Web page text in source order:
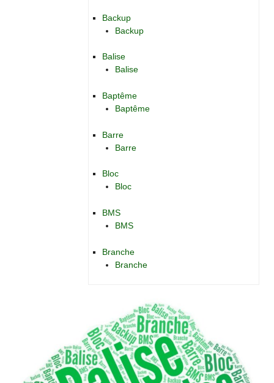
Backup
Backup
Balise
Balise
Baptême
Baptême
Barre
Barre
Bloc
Bloc
BMS
BMS
Branche
Branche